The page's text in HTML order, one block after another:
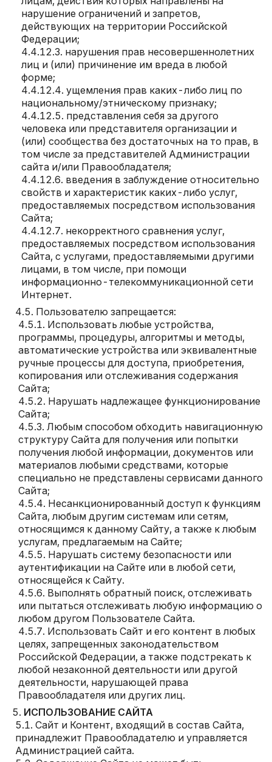
нарушение ограничений и запретов,
действующих на территории Российской
Федерации;
нарушения прав несовершеннолетних
лиц и (или) причинение им вреда в любой
форме;
ущемления прав каких-либо лиц по
национальному/этническому признаку;
представления себя за другого
человека или представителя организации и
(или) сообщества без достаточных на то прав, в
том числе за представителей Администрации
сайта и/или Правообладателя;
введения в заблуждение относительно
свойств и характеристик каких-либо услуг,
предоставляемых посредством использования
Сайта;
некорректного сравнения услуг,
предоставляемых посредством использования
Сайта, с услугами, предоставляемыми другими
лицами, в том числе, при помощи
информационно-телекоммуникационной сети
Интернет.
Пользователю запрещается:
Использовать любые устройства,
программы, процедуры, алгоритмы и методы,
автоматические устройства или эквивалентные
ручные процессы для доступа, приобретения,
копирования или отслеживания содержания
Сайта;
Нарушать надлежащее функционирование
Сайта;
Любым способом обходить навигационную
структуру Сайта для получения или попытки
получения любой информации, документов или
материалов любыми средствами, которые
специально не представлены сервисами данного
Сайта;
Несанкционированный доступ к функциям
Сайта, любым другим системам или сетям,
относящимся к данному Сайту, а также к любым
услугам, предлагаемым на Сайте;
Нарушать систему безопасности или
аутентификации на Сайте или в любой сети,
относящейся к Сайту.
Выполнять обратный поиск, отслеживать
или пытаться отслеживать любую информацию о
любом другом Пользователе Сайта.
Использовать Сайт и его контент в любых
целях, запрещенных законодательством
Российской Федерации, а также подстрекать к
любой незаконной деятельности или другой
деятельности, нарушающей права
Правообладателя или других лиц.
ИСПОЛЬЗОВАНИЕ САЙТА
Сайт и Контент, входящий в состав Сайта,
принадлежит Правообладателю и управляется
Администрацией сайта.